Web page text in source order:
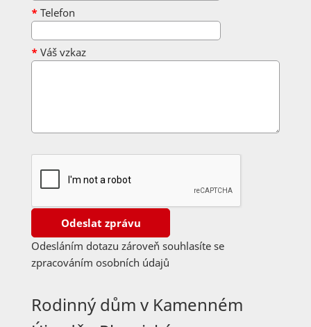
* Telefon
* Váš vzkaz
Odesláním dotazu zároveň souhlasíte se
zpracováním osobních údajů
Rodinný dům v Kamenném